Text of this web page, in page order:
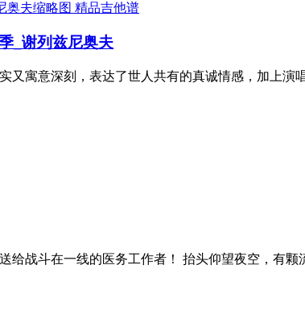
精品吉他谱
_谢列兹尼奥夫
寓意深刻，表达了世人共有的真诚情感，加上演
给战斗在一线的医务工作者！ 抬头仰望夜空，有